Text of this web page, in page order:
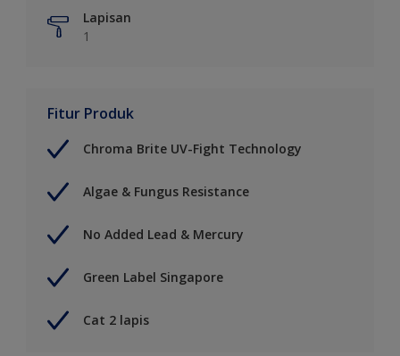
Lapisan
1
Fitur Produk
Chroma Brite UV-Fight Technology
Algae & Fungus Resistance
No Added Lead & Mercury
Green Label Singapore
Cat 2 lapis